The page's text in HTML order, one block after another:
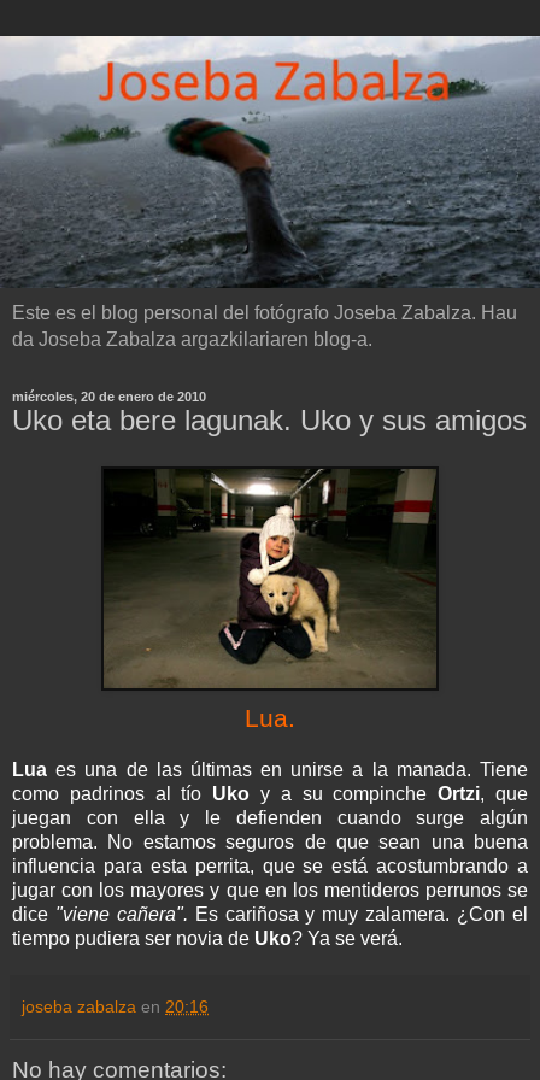
Este es el blog personal del fotógrafo Joseba Zabalza. Hau
da Joseba Zabalza argazkilariaren blog-a.
miércoles, 20 de enero de 2010
Uko eta bere lagunak. Uko y sus amigos
Lua.
Lua es una de las últimas en unirse a la manada. Tiene
como padrinos al tío Uko y a su compincheOrtzi, que
juegan con ella y le defienden cuando surge algún
problema. No estamos seguros de que sean una buena
influencia para esta perrita, que se está acostumbrando a
jugar con los mayores y que en los mentideros perrunos se
dice "viene cañera". Es cariñosa y muy zalamera. ¿Con el
tiempo pudiera ser novia de Uko? Ya se verá.
joseba zabalza en 20:16
No hay comentarios: